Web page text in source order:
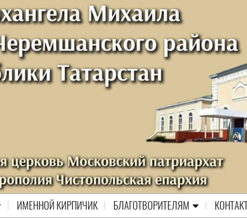
ИМЕННОЙ КИРПИЧИК БЛАГОТВОРИТЕЛЯМ